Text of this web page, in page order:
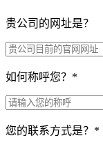
贵公司的网址是？
如何称呼您？ *
您的联系方式是？ *